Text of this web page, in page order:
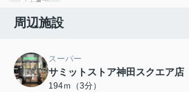
周辺施設
スーパー
サミットストア神田スクエア店
194ｍ（3分）